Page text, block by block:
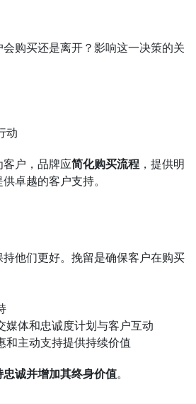
购买还是离开？影响这一决策的关
动
户，品牌应简化购买流程 ，提供明
卓越的客户支持。
他们更好。挽留是确保客户在购买
媒体和忠诚度计划与客户互动
和主动支持提供持续价值
忠诚并增加其终身价值。